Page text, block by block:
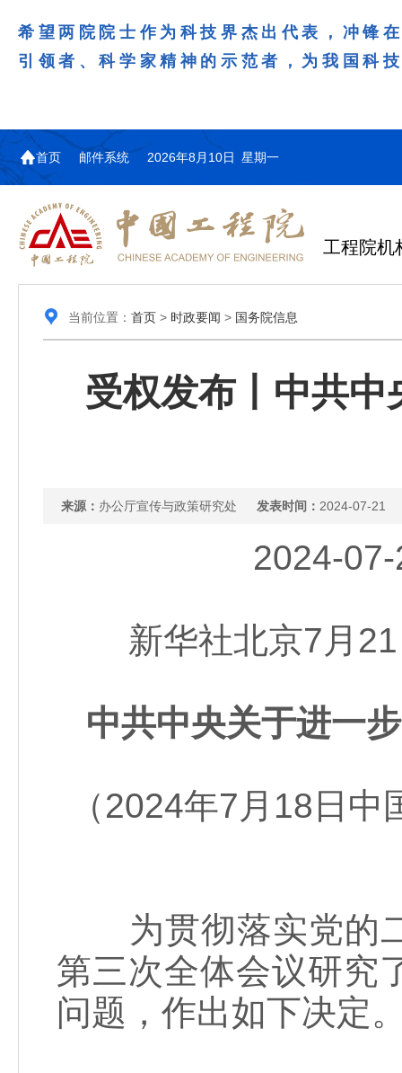
希望两院院士作为科技界杰出代表，冲锋
引领者、科学家精神的示范者，为我国科
首页 邮件系统 2026年8月10日 星期一
工程院机
当前位置： 首页> 时政要闻 > 国务院信息
受权发布丨中共
来源： 办公厅宣传与政策研究处 发表时间： 2024-07-21
2024-
新华社北京7月21
中共中央关于进一
（2024年7月18日
为贯彻落实党的二
第三次全体会议研究
问题，作出如下决定